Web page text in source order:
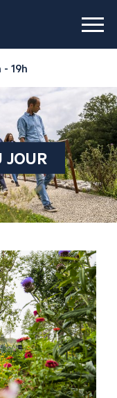
- 19h
JOUR